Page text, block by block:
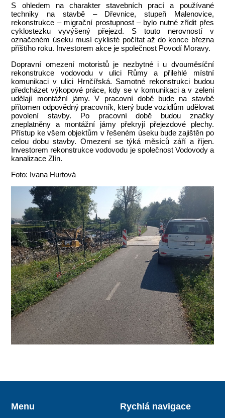
S ohledem na charakter stavebních prací a používané
techniky na stavbě – Dřevnice, stupeň Malenovice,
rekonstrukce – migrační prostupnost – bylo nutné zřídit přes
cyklostezku vyvýšený přejezd. S touto nerovností v
označeném úseku musí cyklisté počítat až do konce března
příštího roku. Investorem akce je společnost Povodí Moravy.
Dopravní omezení motoristů je nezbytné i u dvouměsíční
rekonstrukce vodovodu v ulici Růmy a přilehlé místní
komunikaci v ulici Hrnčířská. Samotné rekonstrukci budou
předcházet výkopové práce, kdy se v komunikaci a v zeleni
udělají montážní jámy. V pracovní době bude na stavbě
přítomen odpovědný pracovník, který bude vozidlům udělovat
povolení stavby. Po pracovní době budou značky
zneplatněny a montážní jámy překryjí přejezdové plechy.
Přístup ke všem objektům v řešeném úseku bude zajištěn po
celou dobu stavby. Omezení se týká měsíců září a říjen.
Investorem rekonstrukce vodovodu je společnost Vodovody a
kanalizace Zlín.
Foto: Ivana Hurtová
Menu Rychlá navigace